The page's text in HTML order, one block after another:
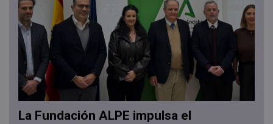
La Fundación ALPE impulsa el